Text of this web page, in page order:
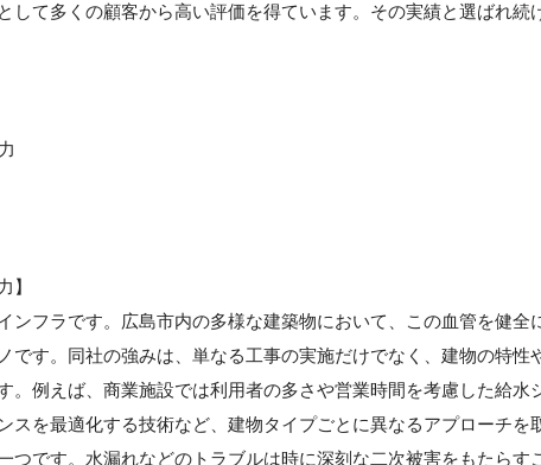
して多くの顧客から高い評価を得ています。その実績と選ばれ続
】
ンフラです。広島市内の多様な建築物において、この血管を健全
です。同社の強みは、単なる工事の実施だけでなく、建物の特性
。例えば、商業施設では利用者の多さや営業時間を考慮した給水
スを最適化する技術など、建物タイプごとに異なるアプローチを
つです。水漏れなどのトラブルは時に深刻な二次被害をもたらす